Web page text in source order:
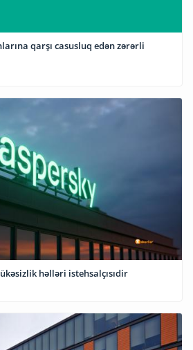
qarşı casusluq edən zərərli
həlləri istehsalçısıdir